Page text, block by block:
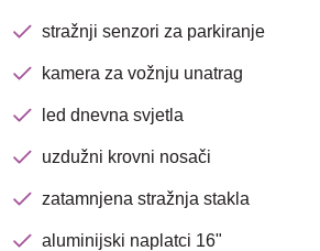
stražnji senzori za parkiranje
kamera za vožnju unatrag
led dnevna svjetla
uzdužni krovni nosači
zatamnjena stražnja stakla
aluminijski naplatci 16"